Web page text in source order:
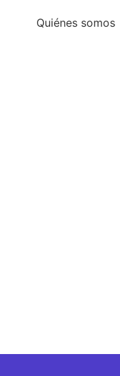
Quiénes somos